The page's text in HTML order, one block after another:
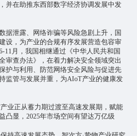
并在助推东西部数字经济协调发展中发
据泄露、网络诈骗等风险急剧上升，国
设，为产业的合规有序发展营造包容审
11月，我国相继通过《中华人民共和国
审查办法》，在着力解决安全领域突出
护与利用、防范网络安全风险与促进先
监管与发展并重，为AIoT产业的健康发
业正从蓄力期过渡至高速发展期，赋能
凸显，2025年市场空间有望达万亿级